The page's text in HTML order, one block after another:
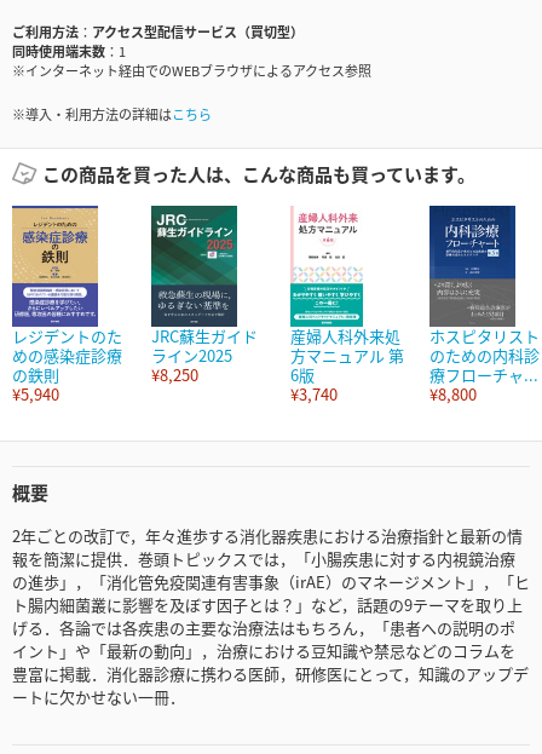
ご利用方法
アクセス型配信サービス（買切型）
同時使用端末数
1
※インターネット経由でのWEBブラウザによるアクセス参照
※導入・利用方法の詳細はこちら
この商品を買った人は、こんな商品も買っています。
レジデントのた
めの感染症診療
の鉄則
¥5,940
JRC蘇生ガイド
ライン2025
¥8,250
産婦人科外来処
方マニュアル 第
6版
¥3,740
ホスピタリスト
のための内科診
療フローチャ...
¥8,800
概要
2年ごとの改訂で，年々進歩する消化器疾患における治療指針と最新の情
報を簡潔に提供．巻頭トピックスでは，「小腸疾患に対する内視鏡治療
の進歩」，「消化管免疫関連有害事象（irAE）のマネージメント」，「ヒ
ト腸内細菌叢に影響を及ぼす因子とは？」など，話題の9テーマを取り上
げる．各論では各疾患の主要な治療法はもちろん，「患者への説明のポ
イント」や「最新の動向」，治療における豆知識や禁忌などのコラムを
豊富に掲載．消化器診療に携わる医師，研修医にとって，知識のアップデ
ートに欠かせない一冊．